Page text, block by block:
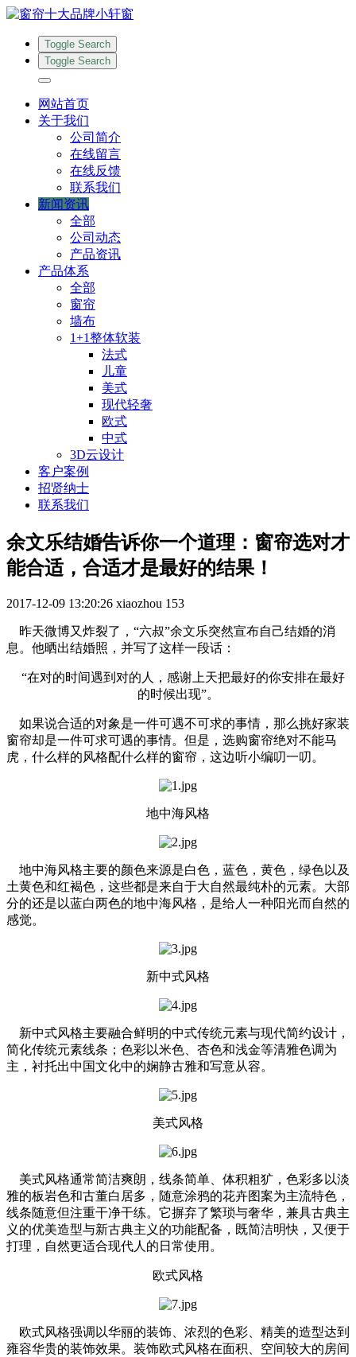
Toggle Search
Toggle Search
网站首页
关于我们
公司简介
在线留言
在线反馈
联系我们
新闻资讯
全部
公司动态
产品资讯
产品体系
全部
窗帘
墙布
1+1整体软装
法式
儿童
美式
现代轻奢
欧式
中式
3D云设计
客户案例
招贤纳士
联系我们
余文乐结婚告诉你一个道理：窗帘选对才
能合适，合适才是最好的结果！
2017-12-09 13:20:26 xiaozhou 153
昨天微博又炸裂了，“六叔”余文乐突然宣布自己结婚的消
息。他晒出结婚照，并写了这样一段话：
“在对的时间遇到对的人，感谢上天把最好的你安排在最好
的时候出现”。
如果说合适的对象是一件可遇不可求的事情，那么挑好家装
窗帘却是一件可求可遇的事情。但是，选购窗帘绝对不能马
虎，什么样的风格配什么样的窗帘，这边听小编叨一叨。
地中海风格
地中海风格主要的颜色来源是白色，蓝色，黄色，绿色以及
土黄色和红褐色，这些都是来自于大自然最纯朴的元素。大部
分的还是以蓝白两色的地中海风格，是给人一种阳光而自然的
感觉。
新中式风格
新中式风格主要融合鲜明的中式传统元素与现代简约设计，
简化传统元素线条；色彩以米色、杏色和浅金等清雅色调为
主，衬托出中国文化中的娴静古雅和写意从容。
美式风格
美式风格通常简洁爽朗，线条简单、体积粗犷，色彩多以淡
雅的板岩色和古董白居多，随意涂鸦的花卉图案为主流特色，
线条随意但注重干净干练。它摒弃了繁琐与奢华，兼具古典主
义的优美造型与新古典主义的功能配备，既简洁明快，又便于
打理，自然更适合现代人的日常使用。
欧式风格
欧式风格强调以华丽的装饰、浓烈的色彩、精美的造型达到
雍容华贵的装饰效果。装饰欧式风格在面积、空间较大的房间